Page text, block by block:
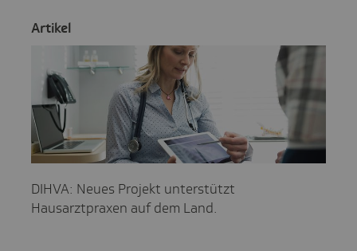
Artikel
DIHVA: Neues Projekt unterstützt
Hausarztpraxen auf dem Land.